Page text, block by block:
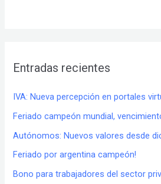
Entradas recientes
IVA: Nueva percepción en portales
Feriado campeón mundial,
Autónomos: Nuevos valores desde
Feriado por argentina campeón!
Bono para trabajadores del sector